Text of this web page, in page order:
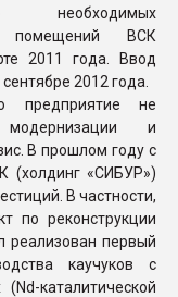
необходимых
помещений ВСК
2011 года. Ввод
2012 года.
предприятие не
модернизации и
В прошлом году с
(холдинг «СИБУР»)
В частности,
по реконструкции
реализован первый
каучуков с
каталитической